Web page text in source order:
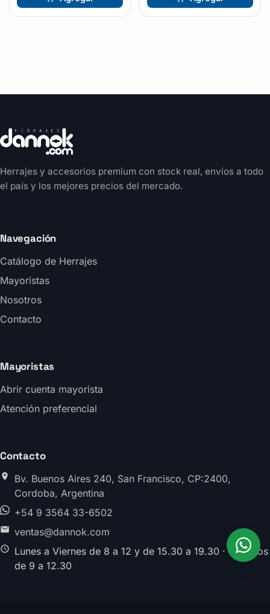
Herrajes y accesorios premium con stock real, envíos a todo
el país y los mejores precios del mercado.
Navegación
Catálogo de Herrajes
Mayoristas
Nosotros
Contacto
Mayoristas
Abrir cuenta mayorista
Atención preferencial
Contacto
Bv. Buenos Aires 240, San Francisco, CP:2400,
Cordoba, Argentina
+54 9 3564 33-6502
ventas@dannok.com
Lunes a Viernes de 8 a 12 y de 15.30 a 19.30 · Sabados
de 9 a 12.30